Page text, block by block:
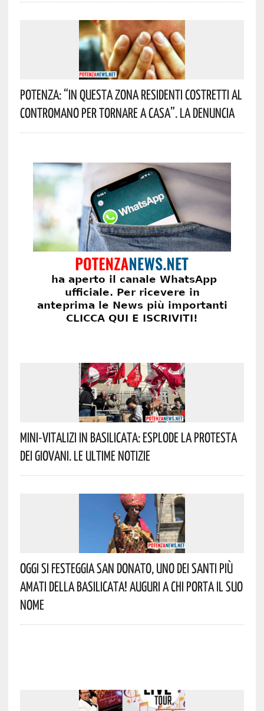
Potenza: “In Questa Zona Residenti Costretti Al
Contromano Per Tornare A Casa”. La Denuncia
Mini-Vitalizi In Basilicata: Esplode La Protesta
Dei Giovani. Le Ultime Notizie
Oggi Si Festeggia San Donato, Uno Dei Santi Più
Amati Della Basilicata! Auguri A Chi Porta Il Suo
Nome